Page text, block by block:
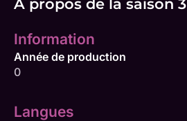
Information
Année de production
0
Langues